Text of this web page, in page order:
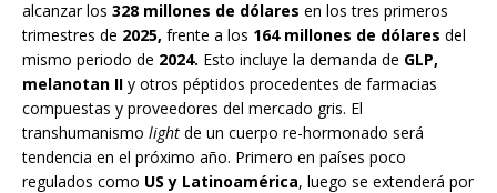
alcanzar los 328 millones de dólares en los tres primeros
trimestres de 2025, frente a los 164 millones de dólares del
mismo periodo de 2024. Esto incluye la demanda de GLP,
melanotan II y otros péptidos procedentes de farmacias
compuestas y proveedores del mercado gris. El
transhumanismo light de un cuerpo re-hormonado será
tendencia en el próximo año. Primero en países poco
regulados como US y Latinoamérica, luego se extenderá por